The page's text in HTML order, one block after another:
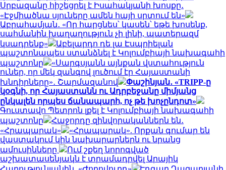
Սրբազանը հիշեցրել է Իսահակյանի խոսքը․
«Էջմիածնա սյուները ամեն հայի սրտում են»
Աբրահամյան․ «Որ հարցնես՝ կասեն՝ եթե խոսենք,
սահմանին խաղաղություն չի լինի, պատերազմ
կսադրենք»
Աբելարդո դե լա Էսպրիելան
պաշտոնապես ստանձնել է Կոլումբիայի նախագահի
պաշտոնը
«Սարգսյանն այնքան վստահություն
ուներ, որ մեկ զանգով լուծում էր Հայաստանի
խնդիրները»․ Շարմազանով
Փաշինյան․ «TRIPP-ը
կօգնի, որ Հայաստանն ու Ադրբեջանը միմյանց
ընկալեն որպես ճանապարհ, ոչ թե խոչընդոտ»
Գուստավո Պետրոն լքել է Կոլումբիայի նախագահի
պաշտոնը
Հաջորդը զինվորականներն են․
«Հրապարակ»
«Հրապարակ». Որքան գումար են
վաստակում կին նախարարներն ու նրանց
ամուսինները
Ում շքեղ նորոգված
աշխատասենյակն է տրամադրվել Արայիկ